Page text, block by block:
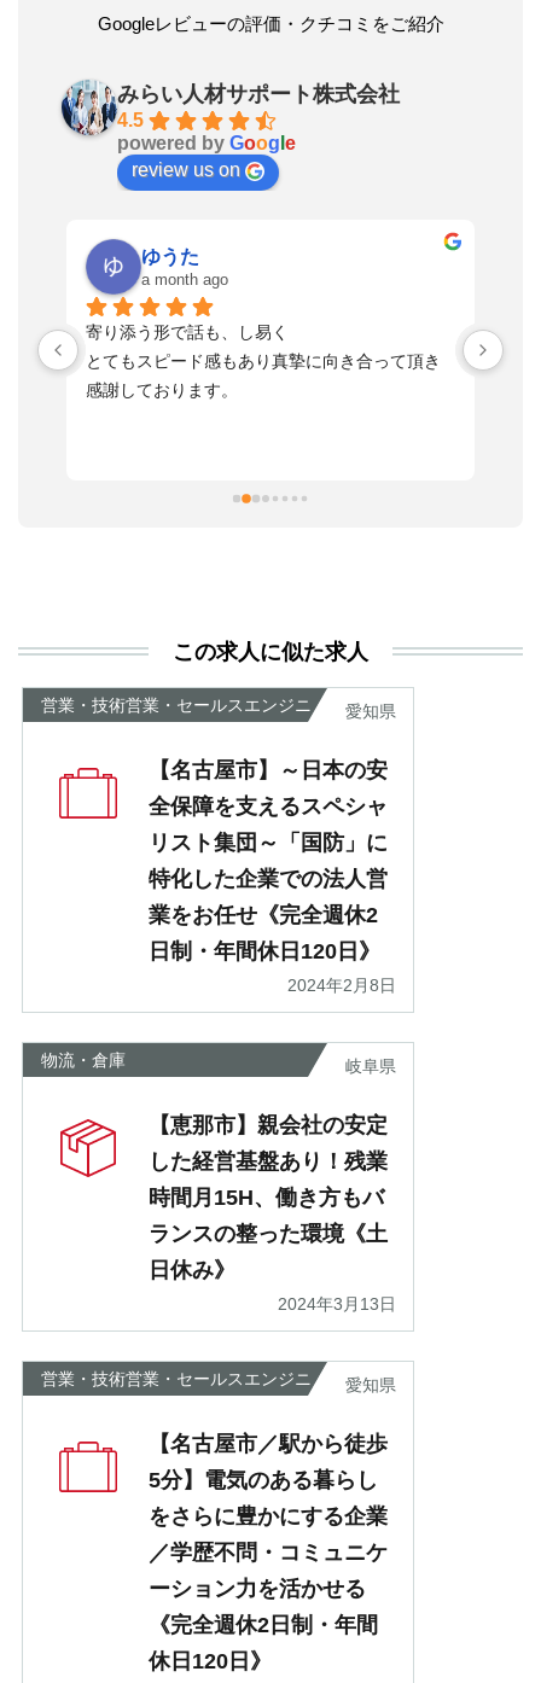
Googleレビューの評価・クチコミをご紹介
みらい人材サポート株式会社
4.5
powered by Goog e
review us on
ゆうた
a month ago
寄り添う形で話も、し易く
とてもスピード感もあり真摯に向き合って頂き
感謝しております。
が
この求人に似た求人
営業・技術営業・セールスエンジニ
愛知県
【名古屋市】～日本の安
全保障を支えるスペシャ
リスト集団～「国防」に
特化した企業での法人営
業をお任せ《完全週休2
日制・年間休日120日》
2024年2月8日
物流・倉庫 岐阜県
【恵那市】親会社の安定
した経営基盤あり！残業
時間月15H、働き方もバ
ランスの整った環境《土
日休み》
2024年3月13日
営業・技術営業・セールスエンジニ
愛知県
【名古屋市／駅から徒歩
5分】電気のある暮らし
をさらに豊かにする企業
／学歴不問・コミュニケ
ーション力を活かせる
《完全週休2日制・年間
休日120日》